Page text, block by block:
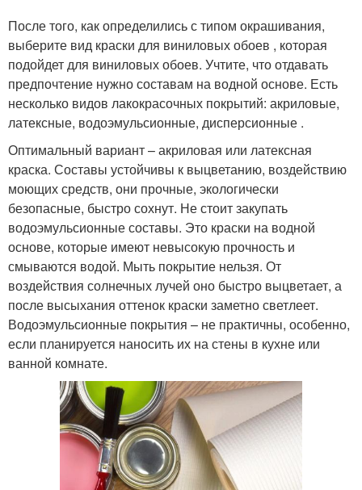
После того, как определились с типом окрашивания,
выберите вид краски для виниловых обоев , которая
подойдет для виниловых обоев. Учтите, что отдавать
предпочтение нужно составам на водной основе. Есть
несколько видов лакокрасочных покрытий: акриловые,
латексные, водоэмульсионные, дисперсионные .
Оптимальный вариант – акриловая или латексная
краска. Составы устойчивы к выцветанию, воздействию
моющих средств, они прочные, экологически
безопасные, быстро сохнут. Не стоит закупать
водоэмульсионные составы. Это краски на водной
основе, которые имеют невысокую прочность и
смываются водой. Мыть покрытие нельзя. От
воздействия солнечных лучей оно быстро выцветает, а
после высыхания оттенок краски заметно светлеет.
Водоэмульсионные покрытия – не практичны, особенно,
если планируется наносить их на стены в кухне или
ванной комнате.